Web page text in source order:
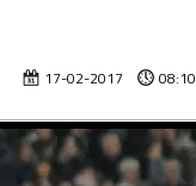
17-02-2017 08:10